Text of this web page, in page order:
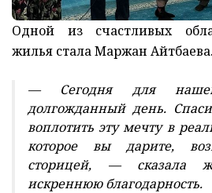
Одной из счастливых
жилья стала Маржан Айтбаева.
— Сегодня для
долгожданный день.
воплотить эту мечту в
которое вы дарите,
сторицей, — сказала
искреннюю благодарность.